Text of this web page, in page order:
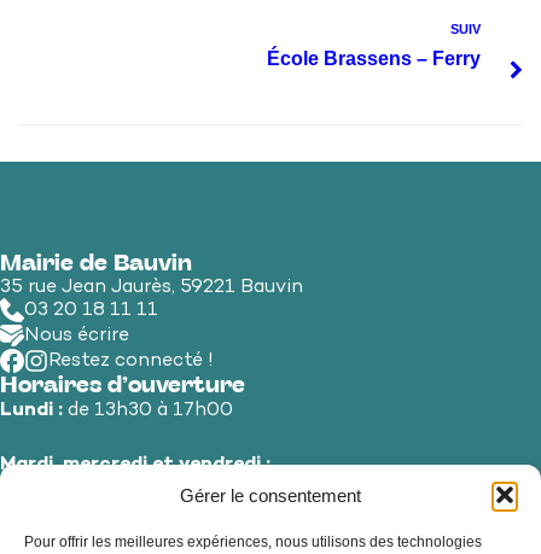
Gérer le consentement
Pour offrir les meilleures expériences, nous utilisons des technologies
SUIV
École Brassens – Ferry
Mairie de Bauvin
35 rue Jean Jaurès, 59221 Bauvin
03 20 18 11 11
Nous écrire
Restez connecté !
Horaires d’ouverture
Lundi : de 13h30 à 17h00
Mardi, mercredi et vendredi :
de 8h30 à 12h00 et de 13h30 à 17h00
Jeudi et samedi :de 8h30 à 12h00